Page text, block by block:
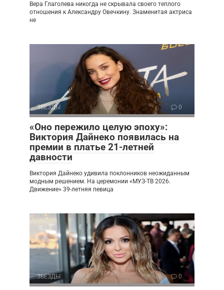
Вера Глаголева никогда не скрывала своего теплого
отношения к Александру Овечкину. Знаменитая актриса
не
ЗВЕЗДЫ 0
«Оно пережило целую эпоху»:
Виктория Дайнеко появилась на
премии в платье 21-летней
давности
Виктория Дайнеко удивила поклонников неожиданным
модным решением. На церемонии «МУЗ-ТВ 2026.
Движение» 39-летняя певица
ЗВЕЗДЫ 0